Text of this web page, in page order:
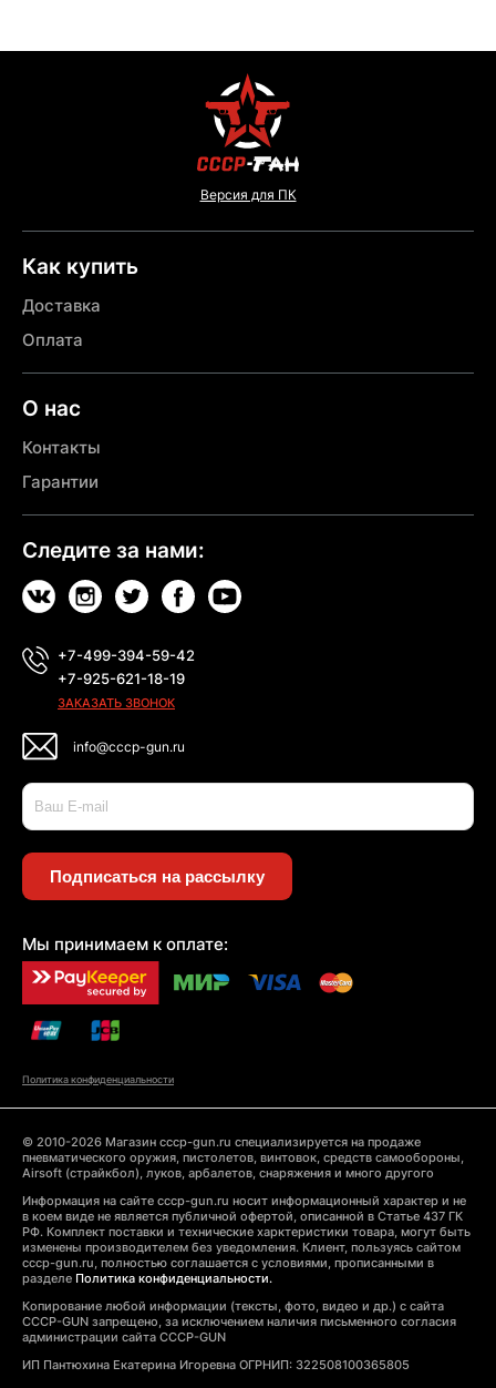
Версия для ПК
Как купить
Доставка
Оплата
О нас
Контакты
Гарантии
Следите за нами:
+7-499-394-59-42
+7-925-621-18-19
ЗАКАЗАТЬ ЗВОНОК
info@cccp-gun.ru
Подписаться на рассылку
Мы принимаем к оплате:
Политика конфиденциальности
© 2010-2026 Магазин cccp-gun.ru специализируется на продаже
пневматического оружия, пистолетов, винтовок, средств самообороны,
Airsoft (страйкбол), луков, арбалетов, снаряжения и много другого
Информация на сайте cccp-gun.ru носит информационный характер и не
в коем виде не является публичной офертой, описанной в Статье 437 ГК
РФ. Комплект поставки и технические харктеристики товара, могут быть
изменены производителем без уведомления. Клиент, пользуясь сайтом
cccp-gun.ru, полностью соглашается с условиями, прописанными в
разделе Политика конфиденциальности.
Копирование любой информации (тексты, фото, видео и др.) с сайта
CCCP-GUN запрещено, за исключением наличия письменного согласия
администрации сайта CCCP-GUN
ИП Пантюхина Екатерина Игоревна ОГРНИП: 322508100365805